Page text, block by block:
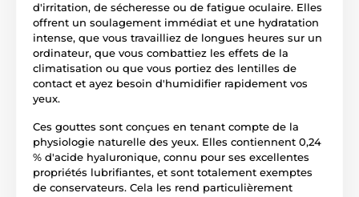
d'irritation, de sécheresse ou de fatigue oculaire. Elles
offrent un soulagement immédiat et une hydratation
intense, que vous travailliez de longues heures sur un
ordinateur, que vous combattiez les effets de la
climatisation ou que vous portiez des lentilles de
contact et ayez besoin d'humidifier rapidement vos
yeux.
Ces gouttes sont conçues en tenant compte de la
physiologie naturelle des yeux. Elles contiennent 0,24
% d'acide hyaluronique, connu pour ses excellentes
propriétés lubrifiantes, et sont totalement exemptes
de conservateurs. Cela les rend particulièrement